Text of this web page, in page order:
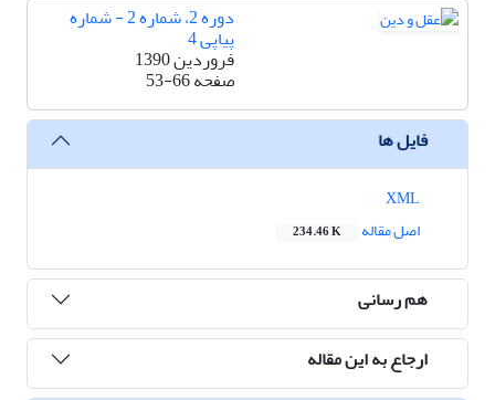
دوره 2، شماره 2 - شماره
پیاپی 4
فروردین 1390
صفحه53-66
فایل ها
اصل مقاله
234.46 K
هم رسانی
ارجاع به این مقاله